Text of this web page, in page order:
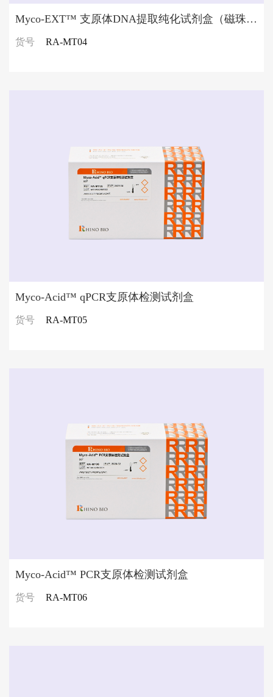
Myco-EXT™ 支原体DNA提取纯化试剂盒（磁珠法）
货号 RA-MT04
Myco-Acid™ qPCR支原体检测试剂盒
货号 RA-MT05
Myco-Acid™ PCR支原体检测试剂盒
货号 RA-MT06